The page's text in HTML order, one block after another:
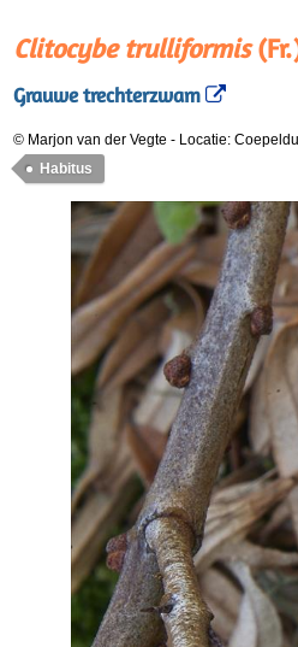
Clitocybe trulliformis
Grauwe trechterzwam
© Marjon van der Vegte - Locatie:
Habitus